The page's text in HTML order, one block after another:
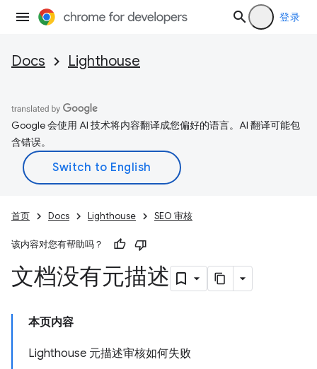
登录
Docs Lighthouse
Google 会使用 AI 技术将内容翻译成您偏好的语言。AI 翻译可能包
含错误。
首页 Docs Lighthouse SEO 审核
该内容对您有帮助吗？
文档没有元描述
本页内容
Lighthouse 元描述审核如何失败